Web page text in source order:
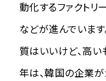
動化するファクトリ
などが進んでいます
質はいいけど、高い
年は、韓国の企業